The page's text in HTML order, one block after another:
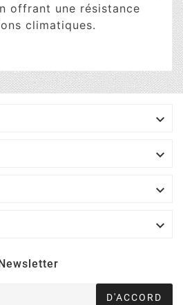
offrant une résistance
climatiques.




Newsletter
D'ACCORD